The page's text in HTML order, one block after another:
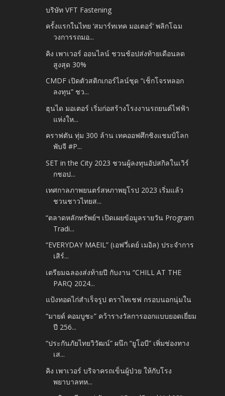
บริษัท VFT Fastening
ครั้งแรกในไทย ‘สมาร์ทเทค มอเตอร์’ พลิกโฉม
วงการรถมอ...
คิง เพาเวอร์ ออนไลน์ ชวนช้อปส่งท้ายเดือนลด
สูงสุด 30%
CMDF เปิดตัวสติกเกอร์ไลน์ชุด “เช็กโจรหลอก
ลงทุน” ชว...
ฮุนได มอเตอร์ เริ่มก่อสร้างโรงงานรถยนต์ไฟฟ้า
แห่งให...
คราฟตัน ทุ่ม 300 ล้าน เทคออฟศึกชิงแชมป์โลก
พับจี #P...
SET in the City 2023 ชวนผู้ลงทุนอัปสกิลในเวิร์
กชอป...
เทศกาลภาพยนตร์สหภาพยุโรป 2023 เริ่มแล้ว
ชวนชาวไทยส...
“ตลาดหลักทรัพย์ฯ เปิดเผยข้อมูลรายวัน Program
Tradi...
“EVERYDAY MAEIL” (เอฟวี่เดย์ เมอิล) ประจำการ
เสิร์...
เตรียมฉลองส่งท้ายปี กับงาน “CHILL AT THE
PARQ 2024...
แป้งทอดไก่สำเร็จรูป ตราไทเชฟ กรอบนอกนุ่มใน
“มายด์ คอมบูชะ” คว้ารางวัลการออกแบบยอดเยี่ยม
ปี 256...
“ประกันภัยไทยวิวัฒน์” ผนึก “ยูโอบี” เพิ่มช่องทาง
เส...
คิง เพาเวอร์ บริจาครถเข็นผู้ป่วย ให้กับโรง
พยาบาลทห...